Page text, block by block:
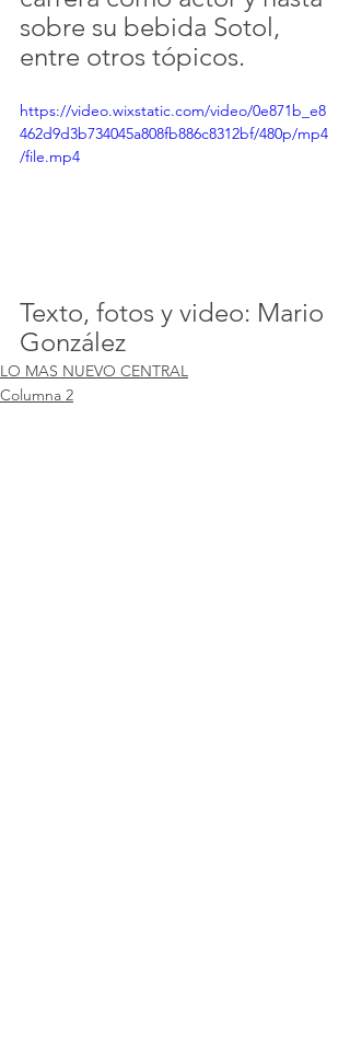
sobre su bebida Sotol,
entre otros tópicos.
https://video.wixstatic.com/video/0e871b_e8
462d9d3b734045a808fb886c8312bf/480p/mp4
/file.mp4
Texto, fotos y video: Mario
González
LO MAS NUEVO CENTRAL
Columna 2